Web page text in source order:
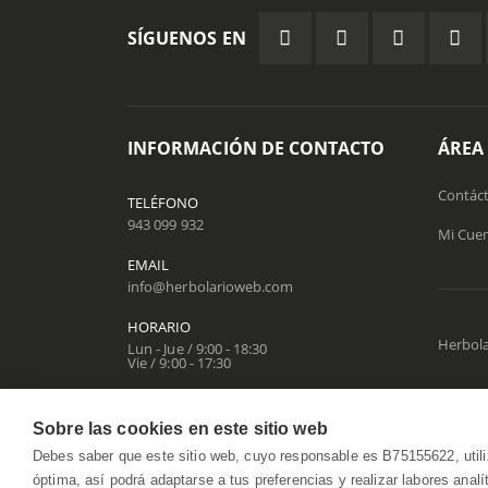
SÍGUENOS EN
INFORMACIÓN DE CONTACTO
TELÉFONO
943 099 932
EMAIL
info@herbolarioweb.com
HORARIO
Lun - Jue / 9:00 - 18:30
Vie / 9:00 - 17:30
Mi
Sobre las cookies en este sitio web
Debes saber que este sitio web, cuyo responsable es B75155622,
óptima, así podrá adaptarse a tus preferencias y realizar labores